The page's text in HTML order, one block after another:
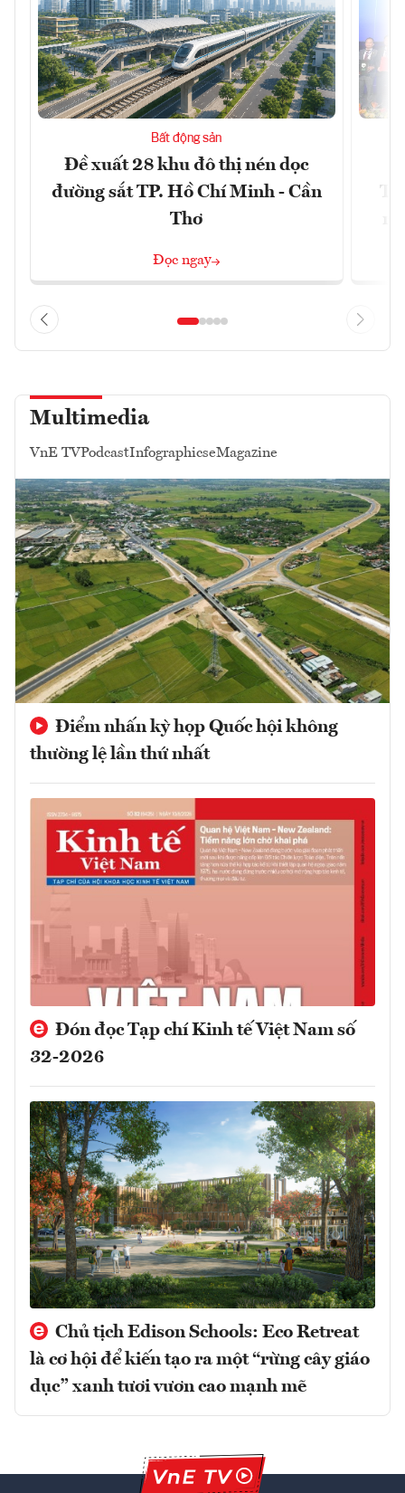
Bất động sản
Đề xuất 28 khu đô thị nén dọc
đường sắt TP. Hồ Chí Minh - Cần
Thơ
Đọc ngay
Multimedia
VnE TVPodcastInfographicseMagazine
Điểm nhấn kỳ họp Quốc hội không
thường lệ lần thứ nhất
Đón đọc Tạp chí Kinh tế Việt Nam số
32-2026
Chủ tịch Edison Schools: Eco Retreat
là cơ hội để kiến tạo ra một “rừng cây giáo
dục” xanh tươi vươn cao mạnh mẽ